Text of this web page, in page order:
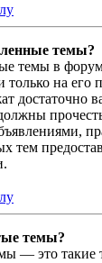
темы?
темы в
только на
тем
темы?
— это такие